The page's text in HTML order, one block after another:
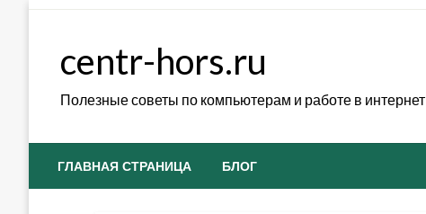
centr-hors.ru
Полезные советы по компьютерам и работе в интернет
ГЛАВНАЯ СТРАНИЦА БЛОГ